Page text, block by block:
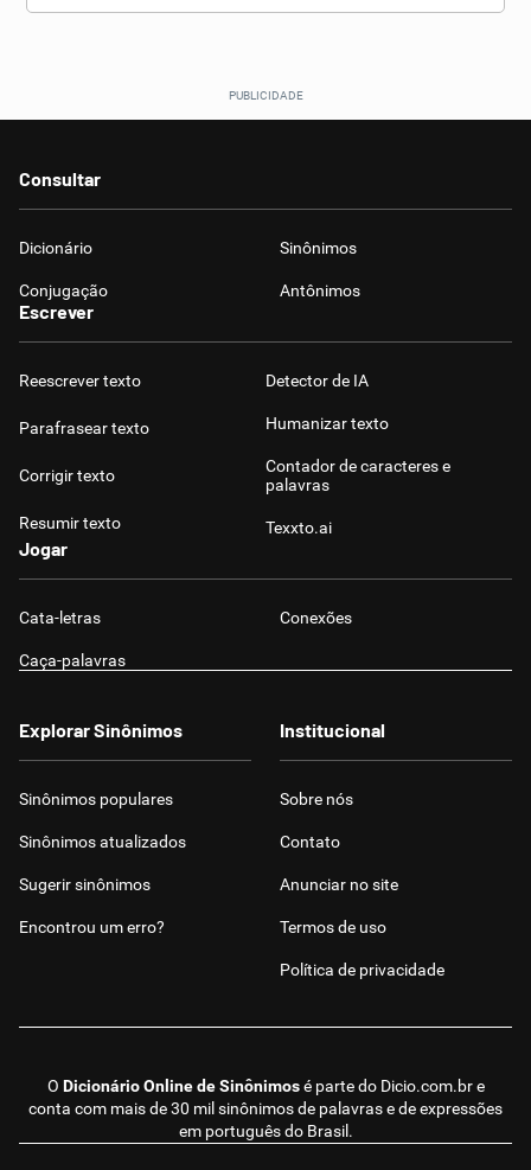
Consultar
Dicionário Sinônimos
Conjugação Antônimos
Escrever
Reescrever texto
Parafrasear texto
Corrigir texto
Resumir texto
Detector de IA
Humanizar texto
Contador de caracteres e
palavras
Texxto.ai
Jogar
Cata-letras Conexões
Caça-palavras
O Dicionário Online de Sinônimosé parte do Dicio.com.bre
conta com mais de 30 mil sinônimos de palavras e de expressões
em português do Brasil.
Explorar Sinônimos
Sinônimos populares
Sinônimos atualizados
Sugerir sinônimos
Encontrou um erro?
Institucional
Sobre nós
Contato
Anunciar no site
Termos de uso
Política de privacidade